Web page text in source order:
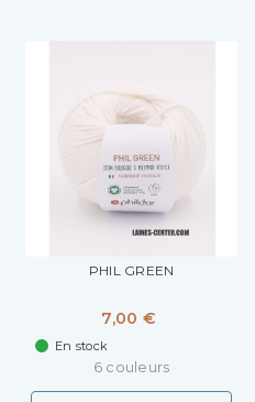
PHIL GREEN
7,00 €
En stock
6 couleurs